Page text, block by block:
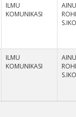
ILMU
KOMUNIKASI
ILMU
KOMUNIKASI